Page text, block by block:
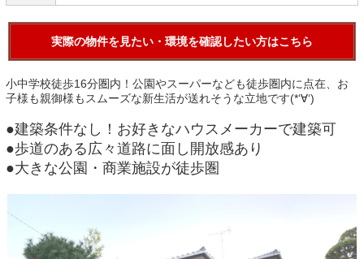
実際の物件を見たい・環境を確認したい方はこちら
小中学校徒歩16分圏内！公園やスーパーなども徒歩圏内に点在、お
子様も親御様もスムーズな新生活が送れそうな立地です(*‘∀‘)
●建築条件なし！お好きなハウスメーカーで建築可
●歩道のある広々道路に面し開放感あり
●大きな公園・商業施設が徒歩圏